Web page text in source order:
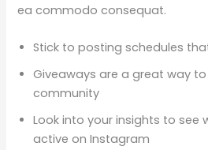
ea commodo consequat.
Stick to posting schedules
Giveaways are a great way
community
Look into your insights to see
active on Instagram